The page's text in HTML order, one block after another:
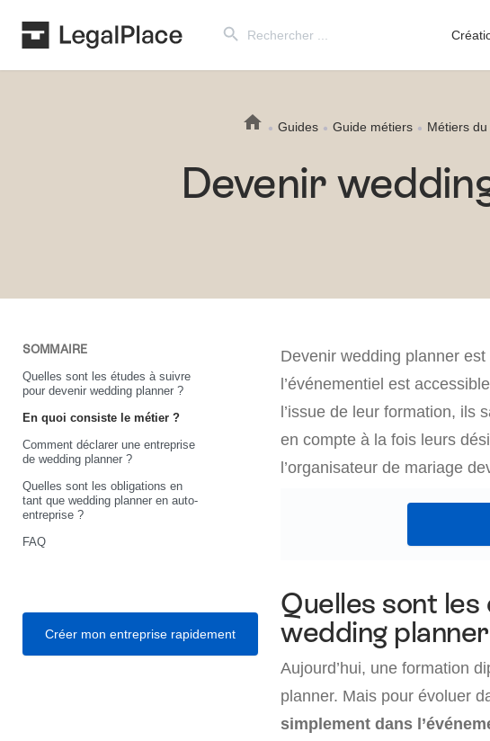
for:
Guides Guide métiers Métiers
Devenir
SOMMAIRE
Quelles sont les études à suivre
pour devenir wedding planner ?
En quoi consiste le métier ?
Comment déclarer une entreprise
de wedding planner ?
Quelles sont les obligations en
tant que wedding planner en auto-
entreprise ?
FAQ
Créer mon entreprise rapidement
Devenir wedding planner
l’événementiel est
l’issue de leur formation, ils
en compte à la fois leurs
l’organisateur de mariage
Quelles sont
wedding
Aujourd’hui, une formation
planner. Mais pour évoluer
simplement dans